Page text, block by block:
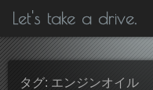
Let's take a drive.
タグ: エンジンオイル